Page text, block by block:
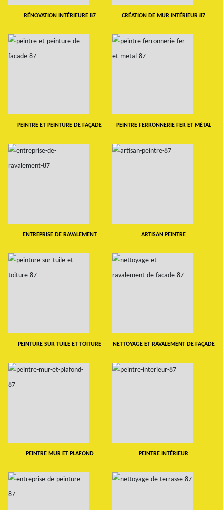
RÉNOVATION INTÉRIEURE 87 CRÉATION DE MUR INTÉRIEUR 87
PEINTRE ET PEINTURE DE FAÇADE PEINTRE FERRONNERIE FER ET MÉTAL
ENTREPRISE DE RAVALEMENT ARTISAN PEINTRE
PEINTURE SUR TUILE ET TOITURE NETTOYAGE ET RAVALEMENT DE FAÇADE
PEINTRE MUR ET PLAFOND PEINTRE INTÉRIEUR